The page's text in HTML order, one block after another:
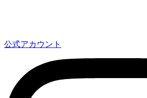
公式アカウント